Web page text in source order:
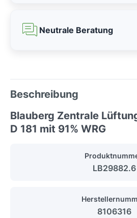
Neutrale Beratung
Beschreibung
Blauberg Zentrale
D 181 mit 91% WRG
LB29882.6
8106316